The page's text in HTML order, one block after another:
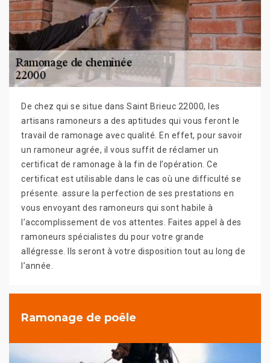
De chez qui se situe dans Saint Brieuc 22000, les
artisans ramoneurs a des aptitudes qui vous feront le
travail de ramonage avec qualité. En effet, pour savoir
un ramoneur agrée, il vous suffit de réclamer un
certificat de ramonage à la fin de l’opération. Ce
certificat est utilisable dans le cas où une difficulté se
présente. assure la perfection de ses prestations en
vous envoyant des ramoneurs qui sont habile à
l’accomplissement de vos attentes. Faites appel à des
ramoneurs spécialistes du pour votre grande
allégresse. Ils seront à votre disposition tout au long de
l’année.
Ramonage de poêle